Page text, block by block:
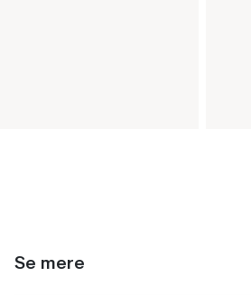
Se mere